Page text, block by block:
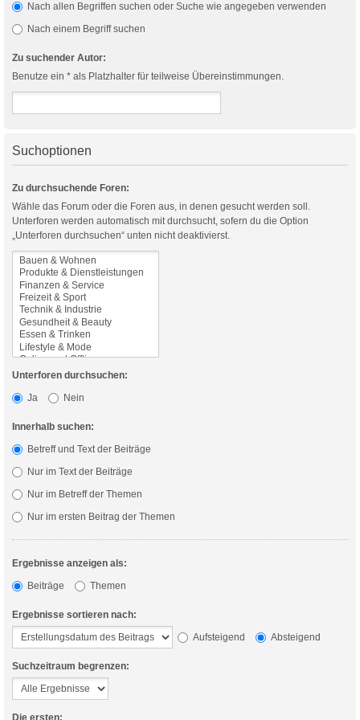
Nach allen Begriffen suchen oder Suche wie angegeben verwenden
Nach einem Begriff suchen
Zu suchender Autor:
Benutze ein * als Platzhalter für teilweise Übereinstimmungen.
Suchoptionen
Zu durchsuchende Foren:
Wähle das Forum oder die Foren aus, in denen gesucht werden soll.
Unterforen werden automatisch mit durchsucht, sofern du die Option
„Unterforen durchsuchen“ unten nicht deaktivierst.
Unterforen durchsuchen:
Ja
Nein
Innerhalb suchen:
Betreff und Text der Beiträge
Nur im Text der Beiträge
Nur im Betreff der Themen
Nur im ersten Beitrag der Themen
Ergebnisse anzeigen als:
Beiträge
Themen
Ergebnisse sortieren nach:
Aufsteigend
Absteigend
Suchzeitraum begrenzen:
Die ersten: